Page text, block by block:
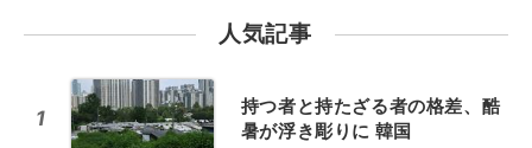
人気記事
1
持つ者と持たざる者の格差、酷
暑が浮き彫りに 韓国